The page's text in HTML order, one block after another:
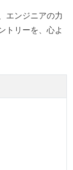
体で遵守するよ
ストを記述、実
している
エンジニアの力
トリーを、心よ